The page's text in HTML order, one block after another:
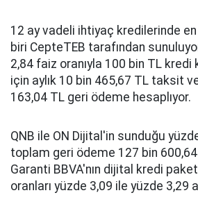
12 ay vadeli ihtiyaç kredilerinde
biri CepteTEB tarafından
2,84 faiz oranıyla 100 bin TL
için aylık 10 bin 465,67 TL taksit
163,04 TL geri ödeme hesaplıyor.
QNB ile ON Dijital'in sunduğu
toplam geri ödeme 127 bin
Garanti BBVA'nın dijital kredi
oranları yüzde 3,09 ile yüzde 3,29